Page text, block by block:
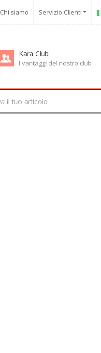
Chi siamo Servizio Clienti
Kara Club
I vantaggi del nostro club